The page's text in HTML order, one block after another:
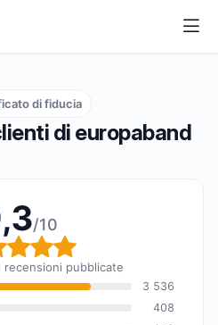
di europaband
di fiducia
/10
globale:
recensioni pubblicate
3 536
408